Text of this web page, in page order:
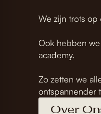
We zijn trots op
Ook hebben
academy.
Zo zetten we
ontspannender
Over